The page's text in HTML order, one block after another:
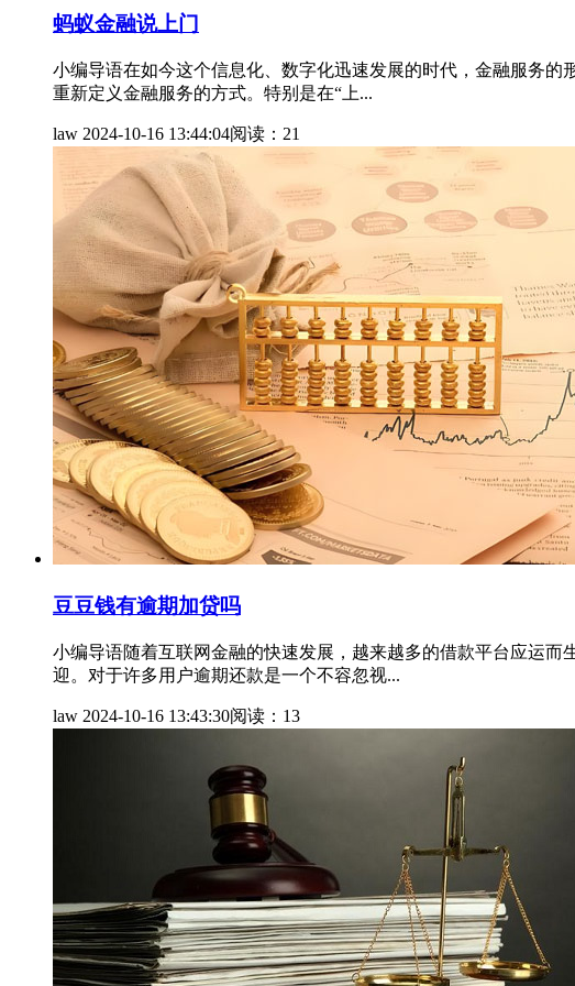
蚂蚁金融说上门
小编导语在如今这个信息化、数字化迅速发展的时代，金融服务
重新定义金融服务的方式。特别是在“上...
law 2024-10-16 13:44:04阅读：21
豆豆钱有逾期加贷吗
小编导语随着互联网金融的快速发展，越来越多的借款平台应运
迎。对于许多用户逾期还款是一个不容忽视...
law 2024-10-16 13:43:30阅读：13